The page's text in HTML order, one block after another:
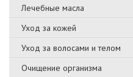
Лечебные масла
Уход за кожей
Уход за волосами и телом
Очищение организма